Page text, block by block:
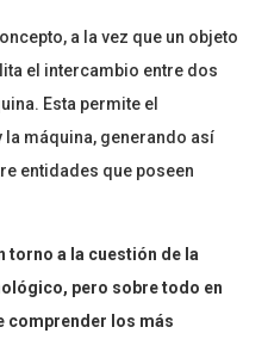
a la vez que un objeto
el intercambio entre dos
Esta permite el
la máquina, generando así
entidades que poseen
torno a la cuestión de la
pero sobre todo en
comprender los más